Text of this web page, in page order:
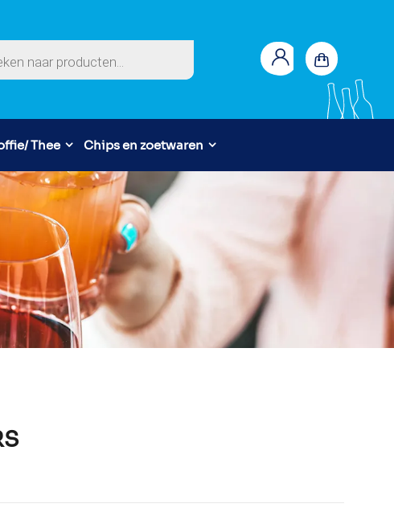
Thee Chips en zoetwaren